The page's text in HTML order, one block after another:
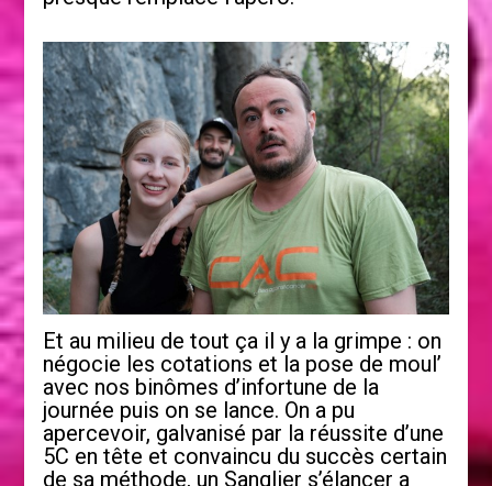
Et au milieu de tout ça il y a la grimpe : on
négocie les cotations et la pose de moul’
avec nos binômes d’infortune de la
journée puis on se lance. On a pu
apercevoir, galvanisé par la réussite d’une
5C en tête et convaincu du succès certain
de sa méthode, un Sanglier s’élancer a